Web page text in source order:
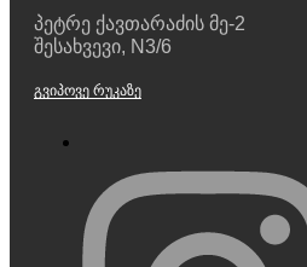
პეტრე ქავთარაძის მე-2
შესახვევი, N3/6
ᲒᲕᲘᲞᲝᲕᲔ ᲠᲣᲙᲐᲖᲔ